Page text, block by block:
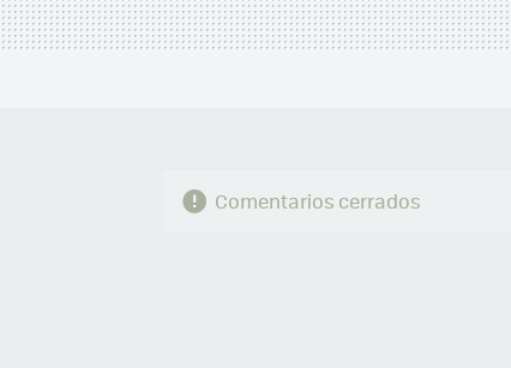
Comentarios cerrados